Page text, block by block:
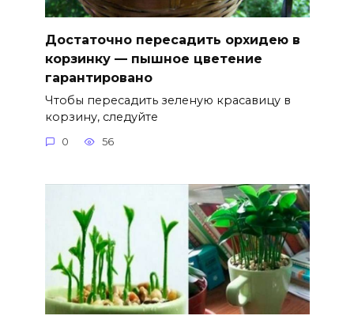
Достаточно пересадить орхидею в
корзинку — пышное цветение
гарантировано
Чтобы пересадить зеленую красавицу в
корзину, следуйте
0 56